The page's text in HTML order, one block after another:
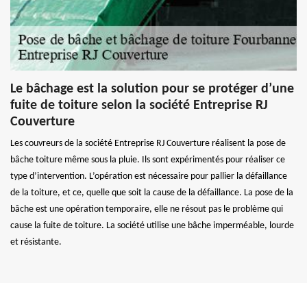
Le bâchage est la solution pour se protéger d’une
fuite de toiture selon la société Entreprise RJ
Couverture
Les couvreurs de la société Entreprise RJ Couverture réalisent la pose de
bâche toiture même sous la pluie. Ils sont expérimentés pour réaliser ce
type d’intervention. L’opération est nécessaire pour pallier la défaillance
de la toiture, et ce, quelle que soit la cause de la défaillance. La pose de la
bâche est une opération temporaire, elle ne résout pas le problème qui
cause la fuite de toiture. La société utilise une bâche imperméable, lourde
et résistante.